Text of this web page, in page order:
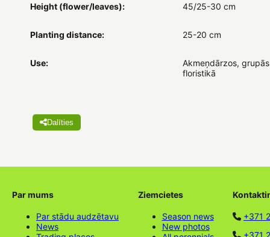
Height (flower/leaves): 45/25-30 cm
Planting distance: 25-20 cm
Use:
Akmeņdārzos,
floristikā
Dalīties
Par mums
Par stādu audzētavu
News
Ziemcietes
Season news
New photos
+371
+371